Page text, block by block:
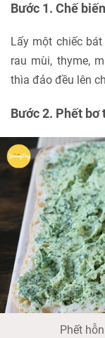
Bước 1. Chế
Lấy một chiếc
rau mùi, thyme,
thìa đảo đều lên
Bước 2. Phết bơ
Phết